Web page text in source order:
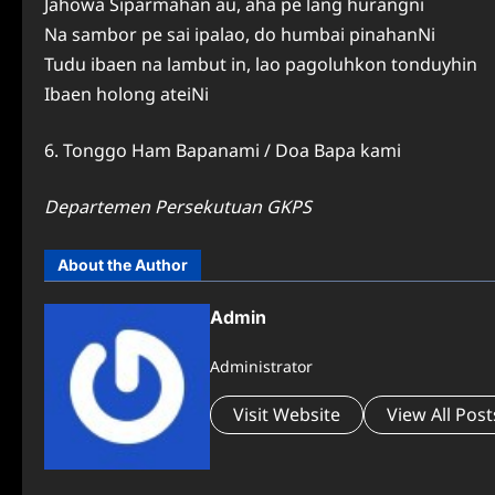
Na sambor pe sai ipalao, do humbai pinahanNi
Tudu ibaen na lambut in, lao pagoluhkon tonduyhin
Ibaen holong ateiNi
6. Tonggo Ham Bapanami / Doa Bapa kami
Departemen Persekutuan GKPS
About the Author
Admin
Administrator
Visit Website View All